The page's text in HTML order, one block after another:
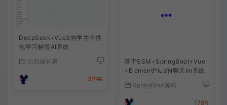
DeepSeek+Vue3的学生个性
化学习解答AI系统
前后端分离
329R
基于SSM+SpringBoot+Vue
+ElementPlus的聊天im系统
SpringBoot源码
179R